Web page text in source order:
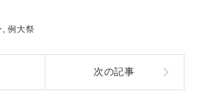
,例大祭
次の記事